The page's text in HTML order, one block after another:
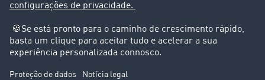
Avisos legais
Ficha técnica
Condições Gerais